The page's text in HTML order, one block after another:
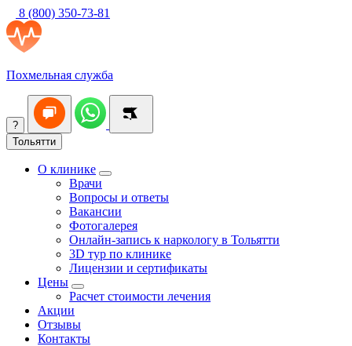
8 (800) 350-73-81
Похмельная служба
?
Тольятти
О клинике
Врачи
Вопросы и ответы
Вакансии
Фотогалерея
Онлайн-запись к наркологу в Тольятти
3D тур по клинике
Лицензии и сертификаты
Цены
Расчет стоимости лечения
Акции
Отзывы
Контакты